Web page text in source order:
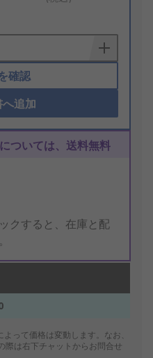
確認
追加
ついては、送料無料
クすると、在庫と配
って価格は変動します。なお、
際は右下チャットからお問合せ